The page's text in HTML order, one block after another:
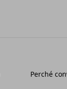
Perché